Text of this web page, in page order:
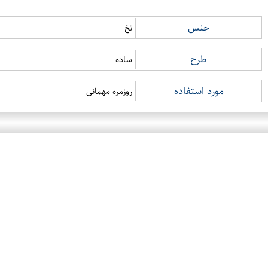
جنس نخ
طرح ساده
مورد استفاده روزمره مهمانی